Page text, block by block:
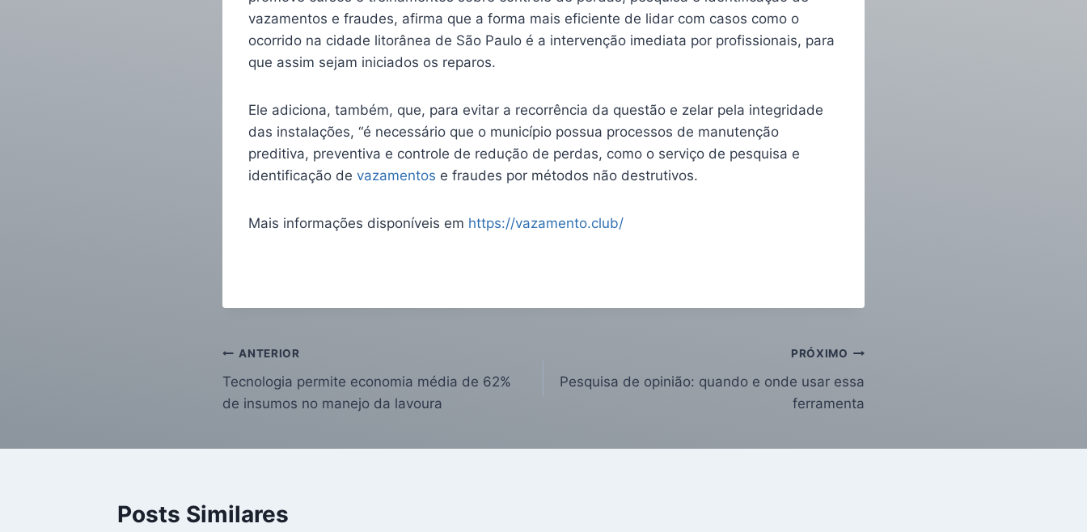
vazamentos e fraudes, afirma que a forma mais eficiente de lidar com casos como o
ocorrido na cidade litorânea de São Paulo é a intervenção imediata por profissionais, para
que assim sejam iniciados os reparos.
Ele adiciona, também, que, para evitar a recorrência da questão e zelar pela integridade
das instalações, “é necessário que o município possua processos de manutenção
preditiva, preventiva e controle de redução de perdas, como o serviço de pesquisa e
identificação de vazamentos e fraudes por métodos não destrutivos.
Mais informações disponíveis em https://vazamento.club/
ANTERIOR
Tecnologia permite economia média de 62%
de insumos no manejo da lavoura
PRÓXIMO
Pesquisa de opinião: quando e onde usar essa
ferramenta
Posts Similares